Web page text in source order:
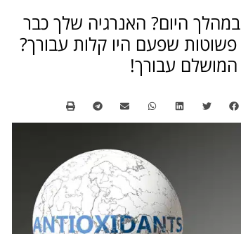
יותר במהלך היום? האנרגיה שלך כבר
שפעם היו קלות עבורך?